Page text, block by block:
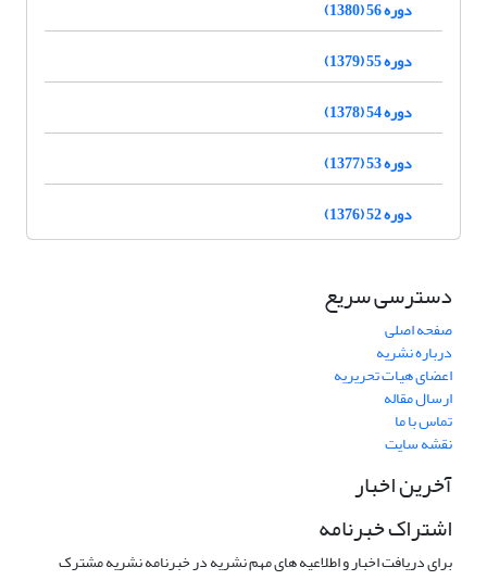
دوره 56 (1380)
دوره 55 (1379)
دوره 54 (1378)
دوره 53 (1377)
دوره 52 (1376)
دسترسی سریع
صفحه اصلی
درباره نشریه
اعضای هیات تحریریه
ارسال مقاله
تماس با ما
نقشه سایت
آخرین اخبار
اشتراک خبرنامه
برای دریافت اخبار و اطلاعیه های مهم نشریه در خبرنامه نشریه مشترک